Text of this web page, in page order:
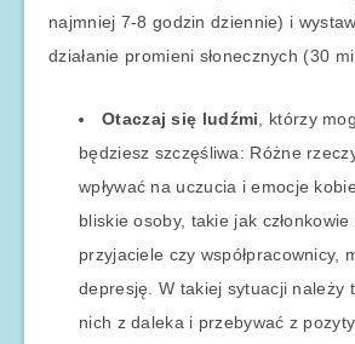
najmniej 7-8 godzin dziennie) i
działanie promieni słonecznych (30
Otaczaj się ludźmi , którzy
będziesz szczęśliwa: Różne
wpływać na uczucia i emocje
bliskie osoby, takie jak członkowie
przyjaciele czy współpracownicy,
depresję. W takiej sytuacji należy
nich z daleka i przebywać z